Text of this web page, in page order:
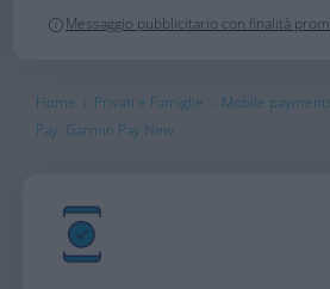
Messaggio pubblicitario con finalità
Home › Privati e Famiglie › Mobile
Pay, Garmin Pay New